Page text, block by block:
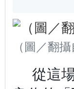
（圖／翻
從這